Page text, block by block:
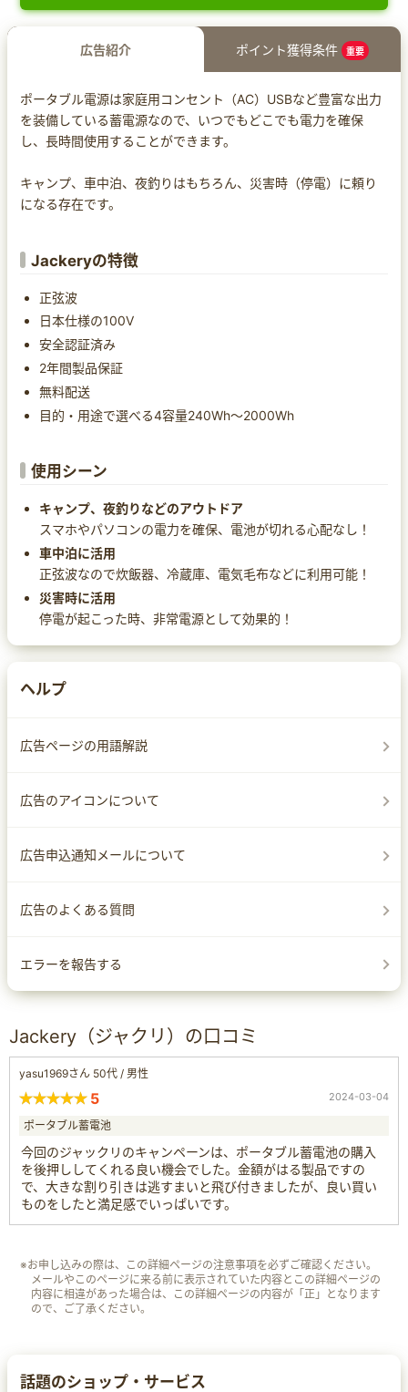
広告紹介 ポイント獲得条件 重要
ポータブル電源は家庭用コンセント（AC）USBなど豊富な出力
を装備している蓄電源なので、いつでもどこでも電力を確保
し、長時間使用することができます。
キャンプ、車中泊、夜釣りはもちろん、災害時（停電）に頼り
になる存在です。
Jackeryの特徴
正弦波
日本仕様の100V
安全認証済み
2年間製品保証
無料配送
目的・用途で選べる4容量240Wh〜2000Wh
使用シーン
キャンプ、夜釣りなどのアウトドア
スマホやパソコンの電力を確保、電池が切れる心配なし！
車中泊に活用
正弦波なので炊飯器、冷蔵庫、電気毛布などに利用可能！
災害時に活用
停電が起こった時、非常電源として効果的！
ヘルプ
広告ページの用語解説
広告のアイコンについて
広告申込通知メールについて
広告のよくある質問
エラーを報告する
Jackery（ジャクリ）の口コミ
yasu1969さん 50代 / 男性
5 2024-03-04
ポータブル蓄電池
今回のジャックリのキャンペーンは、ポータブル蓄電池の購入
を後押ししてくれる良い機会でした。金額がはる製品ですの
で、大きな割り引きは逃すまいと飛び付きましたが、良い買い
ものをしたと満足感でいっぱいです。
※お申し込みの際は、この詳細ページの注意事項を必ずご確認ください。
メールやこのページに来る前に表示されていた内容とこの詳細ページの
内容に相違があった場合は、この詳細ページの内容が「正」となります
ので、ご了承ください。
話題のショップ・サービス